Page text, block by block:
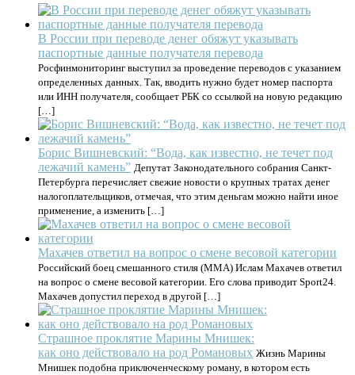
В России при переводе денег обяжут указывать
паспортные данные получателя перевода
Росфинмониторинг выступил за проведение переводов с указанием
определенных данных. Так, вводить нужно будет номер паспорта
или ИНН получателя, сообщает РБК со ссылкой на новую редакцию
[…]
Борис Вишневский: “Вода, как известно, не течет под
лежачий камень” Депутат Законодательного собрания Санкт-
Петербурга перечисляет свежие новости о крупных тратах денег
налогоплательщиков, отмечая, что этим деньгам можно найти иное
применение, а изменить […]
Махачев ответил на вопрос о смене весовой категории
Российский боец смешанного стиля (MMA) Ислам Махачев ответил
на вопрос о смене весовой категории. Его слова приводит Sport24.
Махачев допустил переход в другой […]
Страшное проклятие Марины Мнишек:
как оно действовало на род Романовых Жизнь Марины
Мнишек подобна приключенческому роману, в котором есть